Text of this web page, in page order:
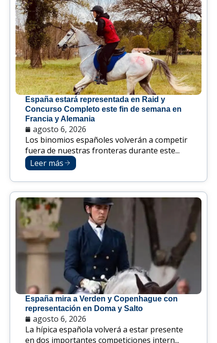
España estará representada en Raid y
Concurso Completo este fin de semana en
Francia y Alemania
agosto 6, 2026
Los binomios españoles volverán a competir
fuera de nuestras fronteras durante este...
Leer más
España mira a Verden y Copenhague con
representación en Doma y Salto
agosto 6, 2026
La hípica española volverá a estar presente
en dos importantes competiciones intern...